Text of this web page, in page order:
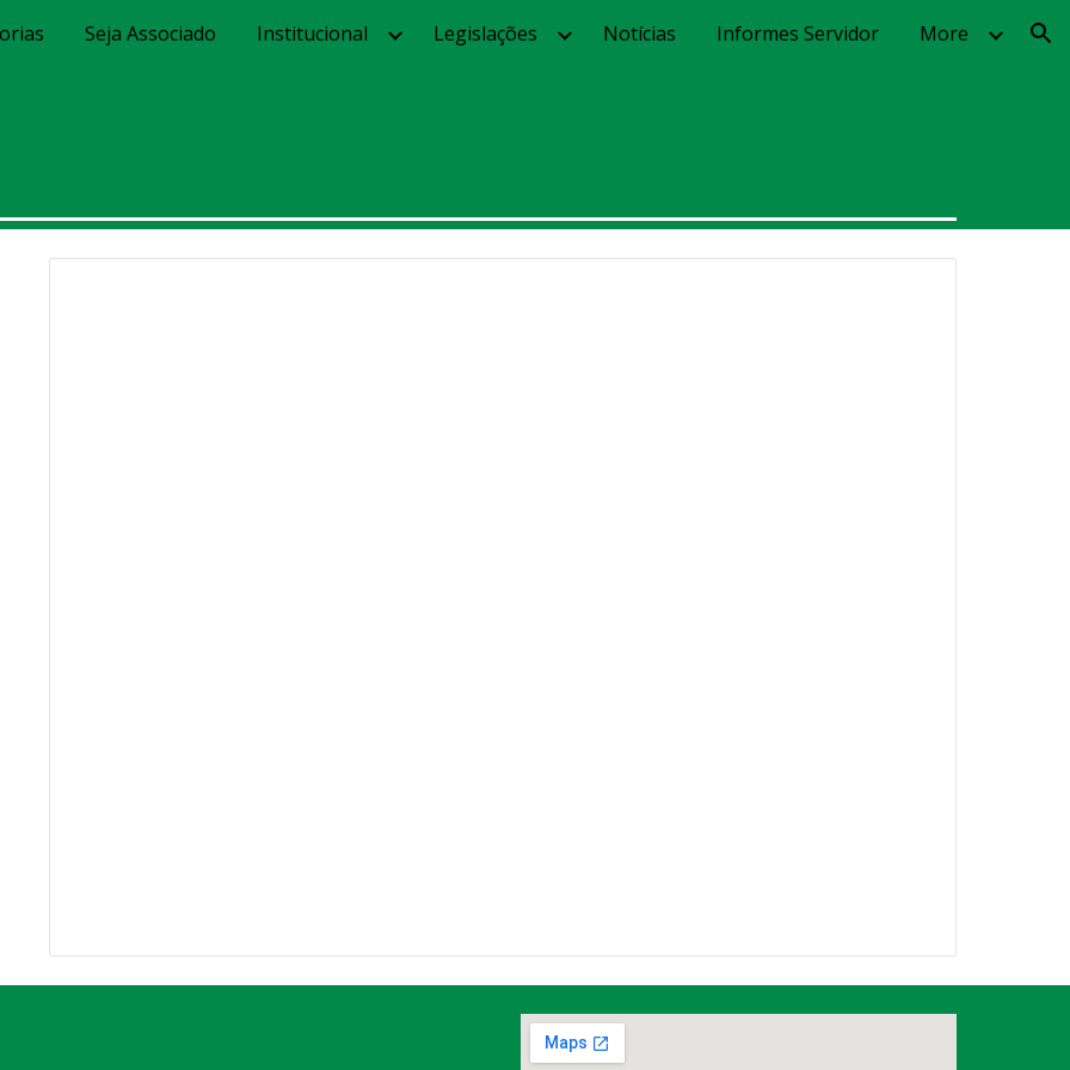
to main content Skip to navigation
Seja Associado Institucional Legislações Notícias Informes Servidor More